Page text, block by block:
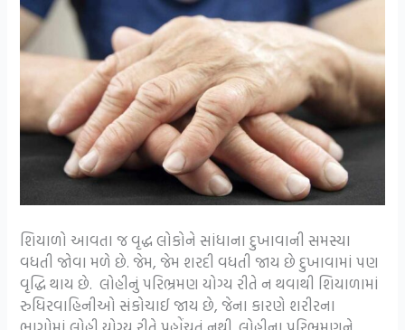
શિયાળો આવતા જ વૃદ્ધ લોકોને સાંધાના દુખાવાની સમસ્યા
વધતી જોવા મળે છે. જેમ, જેમ શરદી વધતી જાય છે દુખાવામાં પણ
વૃદ્ધિ થાય છે. લોહીનું પરિભ્રમણ યોગ્ય રીતે ન થવાથી શિયાળામાં
રુધિરવાહિનીઓ સંકોચાઈ જાય છે, જેના કારણે શરીરના